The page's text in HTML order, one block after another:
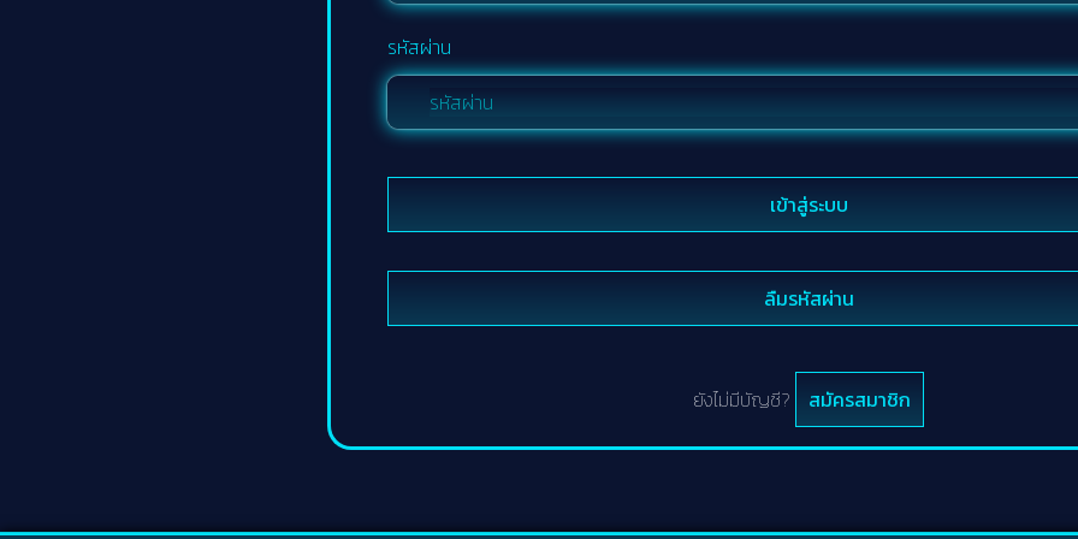
รหัสผ่าน
เข้าสู่ระบบ
ลืมรหัสผ่าน
ยังไม่มีบัญชี? สมัครสมาชิก